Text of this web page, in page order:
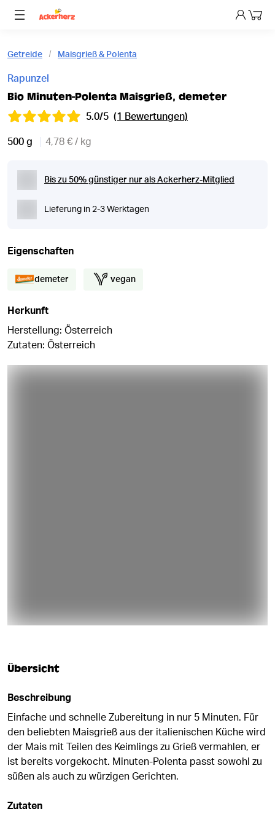
Dein
Getreide Maisgrieß & Polenta
Rapunzel
Bio Minuten-Polenta Maisgrieß, demeter
5.0/5 (1 Bewertungen)
500 g 4,78 € / kg
Bis zu 50% günstiger nur als Ackerherz-Mitglied
Lieferung in 2-3 Werktagen
Eigenschaften
demeter vegan
Herkunft
Herstellung: Österreich
Zutaten: Österreich
Übersicht
Beschreibung
Einfache und schnelle Zubereitung in nur 5 Minuten. Für
den beliebten Maisgrieß aus der italienischen Küche wird
der Mais mit Teilen des Keimlings zu Grieß vermahlen, er
ist bereits vorgekocht. Minuten-Polenta passt sowohl zu
süßen als auch zu würzigen Gerichten.
Zutaten